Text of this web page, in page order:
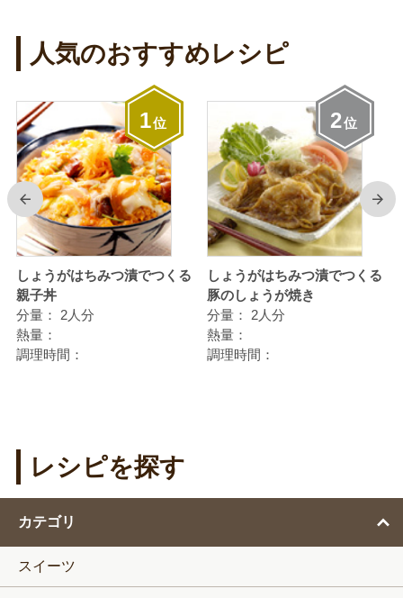
人気のおすすめレシピ
前
1位
しょうがはちみつ漬でつくる
親子丼
分量：
2人分
熱量：
調理時間：
2位
しょうがはちみつ漬でつくる
豚のしょうが焼き
分量：
2人分
熱量：
調理時間：
次
レシピを探す
カテゴリ
スイーツ